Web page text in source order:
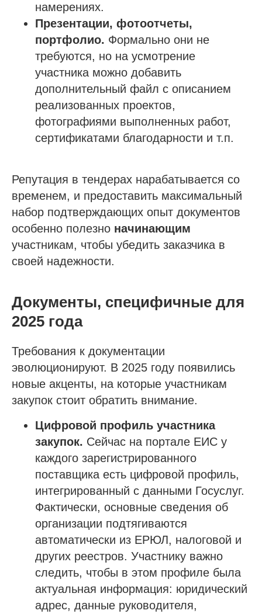
намерениях.
Презентации, фотоотчеты,
портфолио. Формально они не
требуются, но на усмотрение
участника можно добавить
дополнительный файл с описанием
реализованных проектов,
фотографиями выполненных работ,
сертификатами благодарности и т.п.
Репутация в тендерах нарабатывается со
временем, и предоставить максимальный
набор подтверждающих опыт документов
особенно полезно начинающим
участникам, чтобы убедить заказчика в
своей надежности.
Документы, специфичные для
2025 года
Требования к документации
эволюционируют. В 2025 году появились
новые акценты, на которые участникам
закупок стоит обратить внимание.
Цифровой профиль участника
закупок. Сейчас на портале ЕИС у
каждого зарегистрированного
поставщика есть цифровой профиль,
интегрированный с данными Госуслуг.
Фактически, основные сведения об
организации подтягиваются
автоматически из ЕРЮЛ, налоговой и
других реестров. Участнику важно
следить, чтобы в этом профиле была
актуальная информация: юридический
адрес, данные руководителя,
Услуги
О компании
Проектные СРО
Независимая оценка квалификации (НОК)
Покупка готовой компании (ООО)
Получить аккредитацию ФКР
Актуальные отборы ФКР в вашем регионе
sro@sro-nostroy-nopriz.ru
8-800-350-88-67
9:00 - 18:00 Пн-Пт
Доп услуги
Лицензии
Лицензия на лом металлов
Лицензия Минкультуры
Лицензия МЧС
Сообщество в Telegram
@sro_nostroy_nopriz1